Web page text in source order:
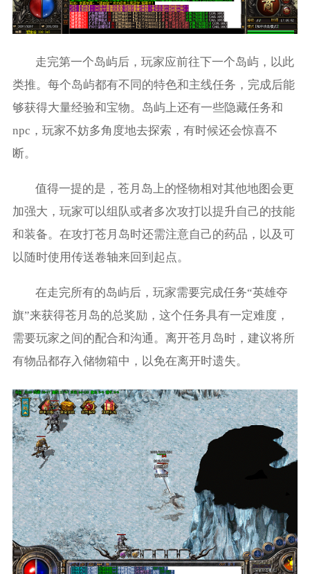
走完第一个岛屿后，玩家应前往下一个岛屿，以此
类推。每个岛屿都有不同的特色和主线任务，完成后能
够获得大量经验和宝物。岛屿上还有一些隐藏任务和
npc，玩家不妨多角度地去探索，有时候还会惊喜不
断。
值得一提的是，苍月岛上的怪物相对其他地图会更
加强大，玩家可以组队或者多次攻打以提升自己的技能
和装备。在攻打苍月岛时还需注意自己的药品，以及可
以随时使用传送卷轴来回到起点。
在走完所有的岛屿后，玩家需要完成任务“英雄夺
旗”来获得苍月岛的总奖励，这个任务具有一定难度，
需要玩家之间的配合和沟通。离开苍月岛时，建议将所
有物品都存入储物箱中，以免在离开时遗失。